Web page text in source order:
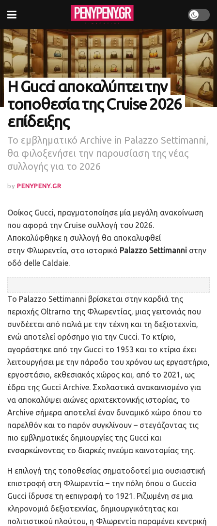
Η Gucci αποκαλύπτει την
τοποθεσία της Cruise 2026
επίδειξης
Το εμβληματικό Archive in Palazzo Settimanni,
θα φιλοξενήσει την παρουσίαση της νέας
συλλογής για το 2026
by PENYPENY.GR
Οοίκος Gucci, πραγματοποίησε μία μεγάλη ανακοίνωση
που αφορά την Cruise συλλογή του 2026.
Αποκαλύφθηκε η συλλογή θα αποκαλυφθεί
στην Φλωρεντία, στο ιστορικό Palazzo Settimanni στην
οδό delle Caldaie.
Το Palazzo Settimanni βρίσκεται στην καρδιά της
περιοχής Oltrarno της Φλωρεντίας, μιας γειτονιάς που
συνδέεται από παλιά με την τέχνη και τη δεξιοτεχνία,
ενώ αποτελεί ορόσημο για την Cucci. Το κτίριο,
αγοράστηκε από την Gucci το 1953 και το κτίριο έχει
λειτουργήσει με την πάροδο του χρόνου ως εργαστήριο,
εργοστάσιο, εκθεσιακός χώρος και, από το 2021, ως
έδρα της Gucci Archive. Σχολαστικά ανακαινισμένο για
να αποκαλύψει αιώνες αρχιτεκτονικής ιστορίας, το
Archive σήμερα αποτελεί έναν δυναμικό χώρο όπου το
παρελθόν και το παρόν συγκλίνουν – στεγάζοντας τις
πιο εμβληματικές δημιουργίες της Gucci και
ενσαρκώνοντας το διαρκές πνεύμα καινοτομίας της.
Η επιλογή της τοποθεσίας σηματοδοτεί μια ουσιαστική
επιστροφή στη Φλωρεντία – την πόλη όπου ο Guccio
Gucci ίδρυσε τη eεπιγραφή το 1921. Ριζωμένη σε μια
κληρονομιά δεξιοτεχνίας, δημιουργικότητας και
πολιτιστικού πλούτου, η Φλωρεντία παραμένει κεντρική